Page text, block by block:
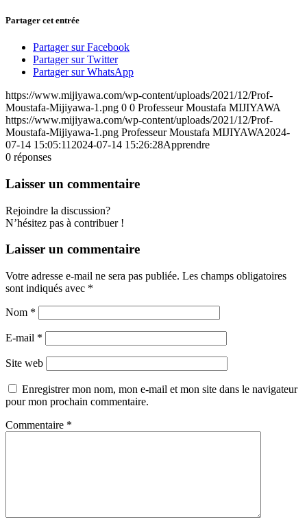
Partager cet entrée
Partager sur Facebook
Partager sur Twitter
Partager sur WhatsApp
https://www.mijiyawa.com/wp-content/uploads/2021/12/Prof-
Moustafa-Mijiyawa-1.png 0 0 Professeur Moustafa MIJIYAWA
https://www.mijiyawa.com/wp-content/uploads/2021/12/Prof-
Moustafa-Mijiyawa-1.png Professeur Moustafa MIJIYAWA2024-
07-14 15:05:11 2024-07-14 15:26:28Apprendre
0 réponses
Laisser un commentaire
Rejoindre la discussion?
N’hésitez pas à contribuer !
Laisser un commentaire
Votre adresse e-mail ne sera pas publiée. Les champs obligatoires
sont indiqués avec *
Nom *
E-mail *
Site web
Enregistrer mon nom, mon e-mail et mon site dans le navigateur
pour mon prochain commentaire.
Commentaire *